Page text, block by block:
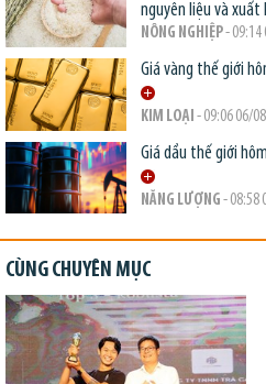
nguyên liệu và xuất
NÔNG NGHIỆP- 09:14
Giá vàng thế giới
KIM LOẠI - 09:06 06/
Giá dầu thế giới
NĂNG LƯỢNG - 08:58
CÙNG CHUYÊN MỤC